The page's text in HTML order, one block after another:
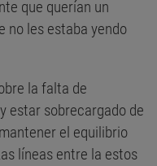
que querían un
no les estaba yendo
la falta de
estar sobrecargado de
el equilibrio
líneas entre la estos